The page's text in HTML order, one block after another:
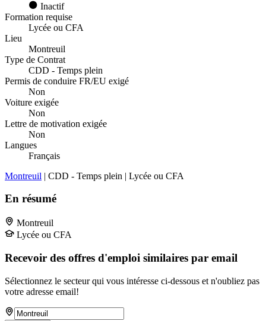
Inactif
Formation requise
Lycée ou CFA
Lieu
Montreuil
Type de Contrat
CDD - Temps plein
Permis de conduire FR/EU exigé
Non
Voiture exigée
Non
Lettre de motivation exigée
Non
Langues
Français
Montreuil | CDD - Temps plein | Lycée ou CFA
En résumé
Montreuil
Lycée ou CFA
Recevoir des offres d'emploi similaires par email
Sélectionnez le secteur qui vous intéresse ci-dessous et n'oubliez pas
votre adresse email!